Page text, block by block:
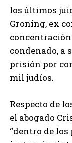
los últimos
Groning, ex
condenado, a
prisión por
mil judíos.
Respecto de
el abogado
“dentro de